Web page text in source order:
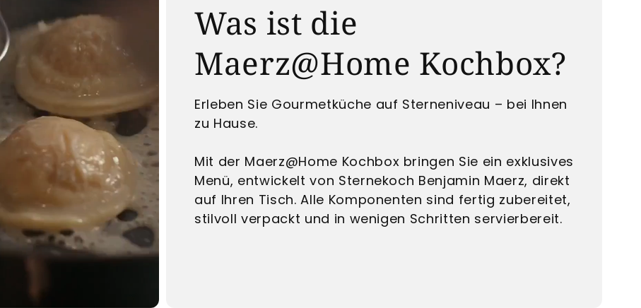
Was ist die
Maerz@Home Kochbox?
Erleben Sie Gourmetküche auf Sterneniveau – bei Ihnen
zu Hause.
Mit der Maerz@Home Kochbox bringen Sie ein exklusives
Menü, entwickelt von Sternekoch Benjamin Maerz, direkt
auf Ihren Tisch. Alle Komponenten sind fertig zubereitet,
stilvoll verpackt und in wenigen Schritten servierbereit.